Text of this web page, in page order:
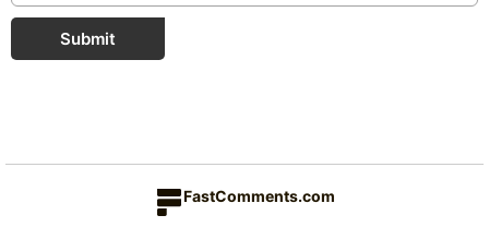
Submit
FastComments.com